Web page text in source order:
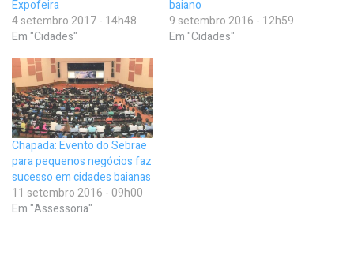
Expofeira
4 setembro 2017 - 14h48
Em "Cidades"
baiano
9 setembro 2016 - 12h59
Em "Cidades"
Chapada: Evento do Sebrae
para pequenos negócios faz
sucesso em cidades baianas
11 setembro 2016 - 09h00
Em "Assessoria"